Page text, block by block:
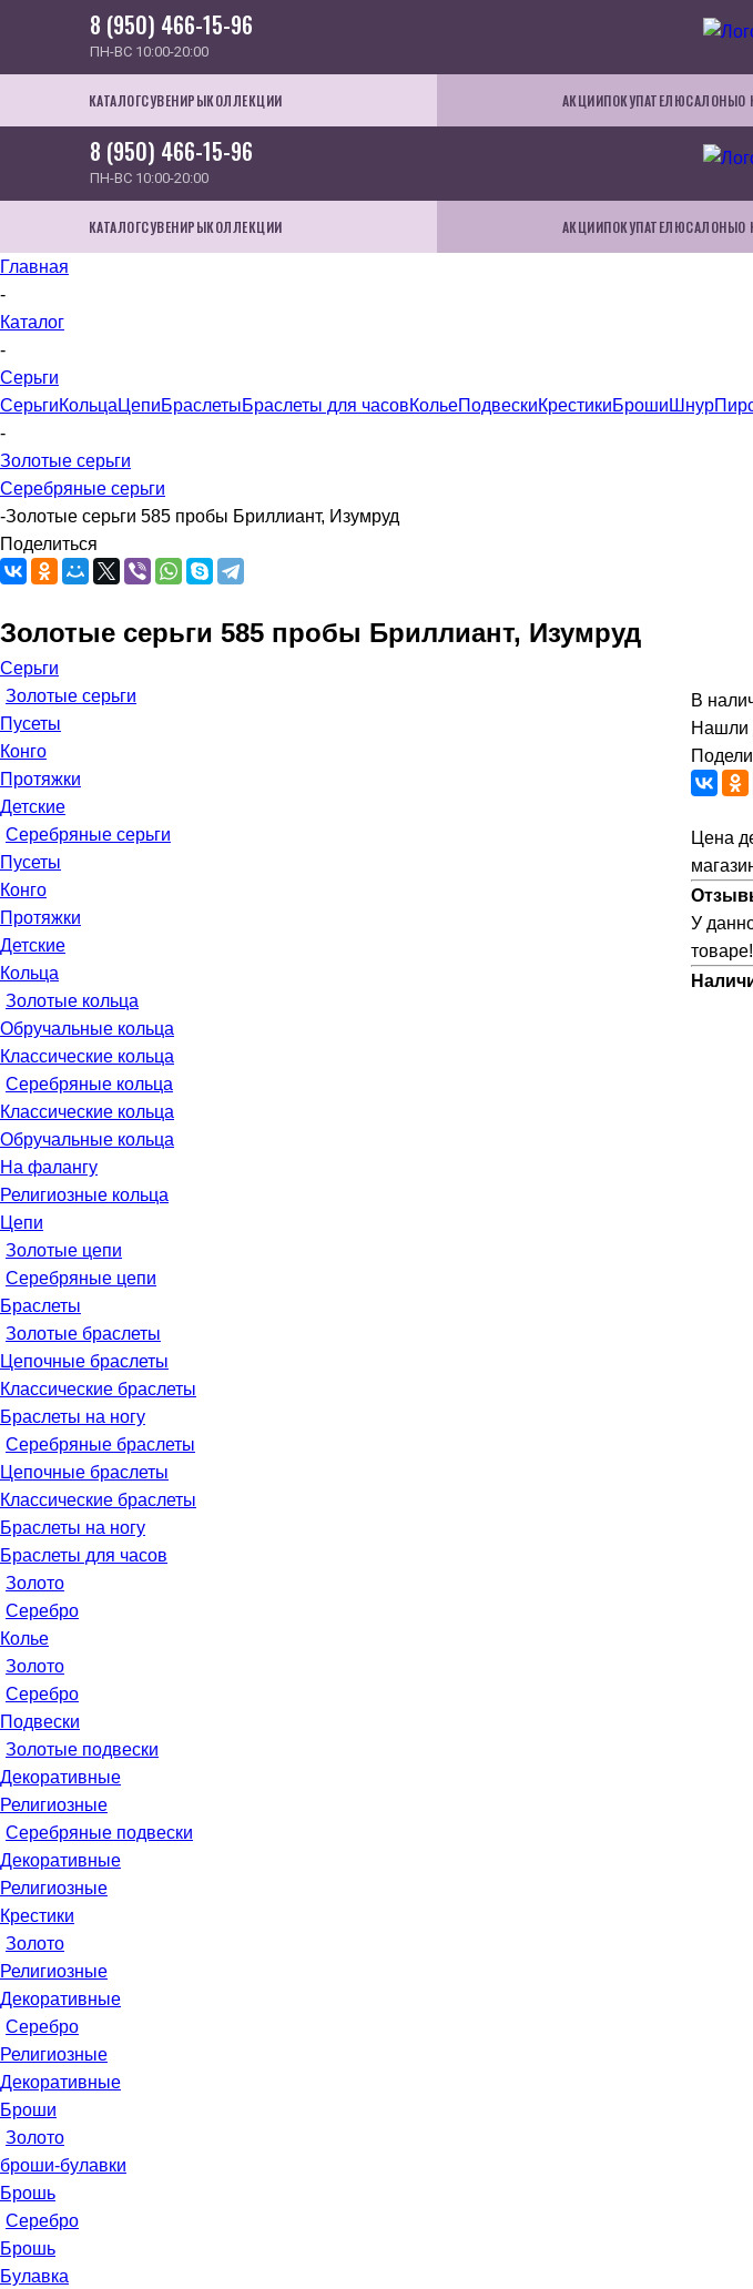
8 (950) 466-15-96
ПН-ВС 10:00-20:00
КАТАЛОГСУВЕНИРЫКОЛЛЕКЦИИ АКЦИИПОКУПАТЕЛЮСАЛОНЫО
8 (950) 466-15-96
ПН-ВС 10:00-20:00
КАТАЛОГСУВЕНИРЫКОЛЛЕКЦИИ АКЦИИПОКУПАТЕЛЮСАЛОНЫО
Главная
-
Каталог
-
Серьги
СерьгиКольца ЦепиБраслетыБраслеты для часовКольеПодвескиКрестикиБроши Шнур
-
Золотые серьги
Серебряные серьги
-Золотые серьги 585 пробы Бриллиант, Изумруд
Поделиться
Золотые серьги 585 пробы Бриллиант, Изумруд
В
Нашли
Цена
У
товаре!
Серьги
Золотые серьги
Пусеты
Конго
Протяжки
Детские
Серебряные серьги
Пусеты
Конго
Протяжки
Детские
Кольца
Золотые кольца
Обручальные кольца
Классические кольца
Серебряные кольца
Классические кольца
Обручальные кольца
На фалангу
Религиозные кольца
Цепи
Золотые цепи
Серебряные цепи
Браслеты
Золотые браслеты
Цепочные браслеты
Классические браслеты
Браслеты на ногу
Серебряные браслеты
Цепочные браслеты
Классические браслеты
Браслеты на ногу
Браслеты для часов
Золото
Серебро
Колье
Золото
Серебро
Подвески
Золотые подвески
Декоративные
Религиозные
Серебряные подвески
Декоративные
Религиозные
Крестики
Золото
Религиозные
Декоративные
Серебро
Религиозные
Декоративные
Броши
Золото
броши-булавки
Брошь
Серебро
Брошь
Булавка